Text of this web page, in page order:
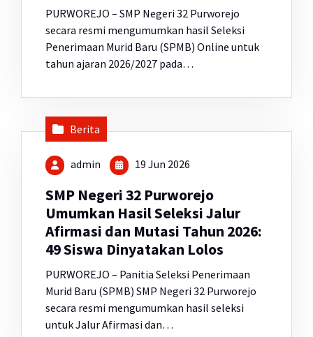
PURWOREJO – SMP Negeri 32 Purworejo
secara resmi mengumumkan hasil Seleksi
Penerimaan Murid Baru (SPMB) Online untuk
tahun ajaran 2026/2027 pada…
Berita
admin 19 Jun 2026
SMP Negeri 32 Purworejo
Umumkan Hasil Seleksi Jalur
Afirmasi dan Mutasi Tahun 2026:
49 Siswa Dinyatakan Lolos
PURWOREJO – Panitia Seleksi Penerimaan
Murid Baru (SPMB) SMP Negeri 32 Purworejo
secara resmi mengumumkan hasil seleksi
untuk Jalur Afirmasi dan…